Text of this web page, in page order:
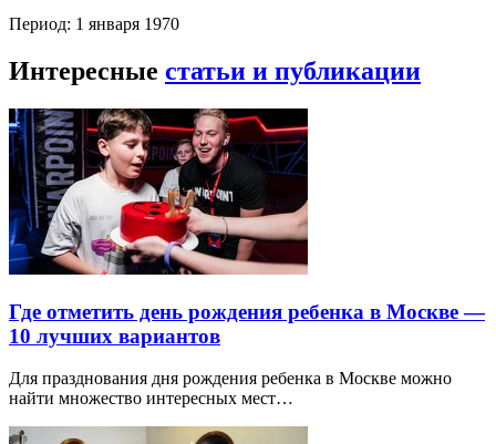
Период: 1 января 1970
Интересные статьи и публикации
Где отметить день рождения ребенка в Москве —
10 лучших вариантов
Для празднования дня рождения ребенка в Москве можно
найти множество интересных мест…